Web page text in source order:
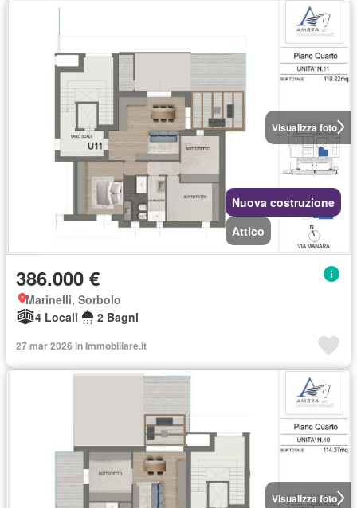
Visualizza foto
Nuova costruzione
Attico
386.000 €
Marinelli, Sorbolo
4 Locali
2 Bagni
27 mar 2026 in Immobiliare.it
Visualizza foto